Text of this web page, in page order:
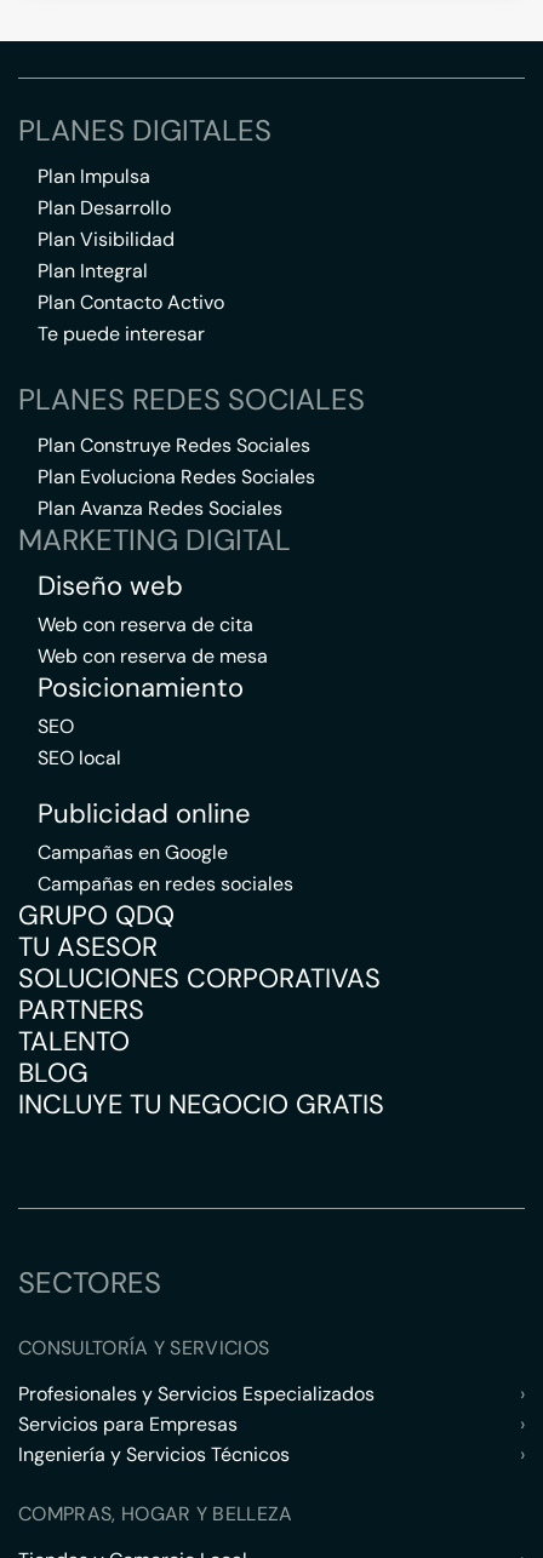
PLANES DIGITALES
Plan Impulsa
Plan Desarrollo
Plan Visibilidad
Plan Integral
Plan Contacto Activo
Te puede interesar
PLANES REDES SOCIALES
Plan Construye Redes Sociales
Plan Evoluciona Redes Sociales
Plan Avanza Redes Sociales
MARKETING DIGITAL
Diseño web
Web con reserva de cita
Web con reserva de mesa
Posicionamiento
SEO
SEO local
Publicidad online
Campañas en Google
Campañas en redes sociales
GRUPO QDQ
TU ASESOR
SOLUCIONES CORPORATIVAS
PARTNERS
TALENTO
BLOG
INCLUYE TU NEGOCIO GRATIS
SECTORES
CONSULTORÍA Y SERVICIOS
Profesionales y Servicios Especializados
›
Servicios para Empresas
›
Ingeniería y Servicios Técnicos
›
COMPRAS, HOGAR Y BELLEZA